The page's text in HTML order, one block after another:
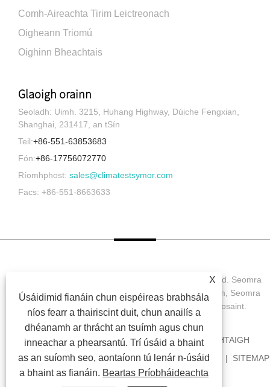
Comh-Aireachta Tirim Leictreonach
Oigheann Triomú
Oighinn Bheachtais
Glaoigh orainn
Seoladh: Uimh. 3215, Huhang Highway, Dúiche Fengxian,
Shanghai, 231417, an tSín
Teil:+86-551-63853683
Fón:+86-17756072770
Ríomhphost: sales@climatestsymor.com
Facs: +86-551-8663633
Cóipcheart © 2022 Symor Instrument Equipment Co., Ltd. Seomra
Tástála Comhshaoil, Comh-Aireachta Leictreonach Tirim, Seomra
Tástála Síonchaitheamh Luathaithe Gach ceart ar cosaint.
BAILE FÚINN TÁIRGÍ NUACHT
ÍOSLUCHTAIGH
SEOL FIOSRÚCHÁN
GLAOIGH ORAINN NAISC
SITEMAP
RSS
XML PRIVACY POLICY
X
Úsáidimid fianáin chun eispéireas brabhsála
níos fearr a thairiscint duit, chun anailís a
dhéanamh ar thrácht an tsuímh agus chun
inneachar a phearsantú. Trí úsáid a bhaint
as an suíomh seo, aontaíonn tú lenár n-úsáid
a bhaint as fianáin. Beartas Príobháideachta